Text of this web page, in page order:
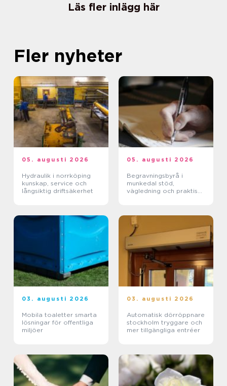
Läs fler inlägg här
Fler nyheter
05. augusti 2026
Hydraulik i norrköping
kunskap, service och
långsiktig driftsäkerhet
05. augusti 2026
Begravningsbyrå i
munkedal stöd,
vägledning och praktisk
03. augusti 2026
Mobila toaletter smarta
lösningar för offentliga
miljöer
03. augusti 2026
Automatisk dörröppnare
stockholm tryggare och
mer tillgängliga entréer